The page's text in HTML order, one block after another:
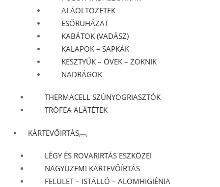
ALÁÖLTÖZETEK
ESŐRUHÁZAT
KABÁTOK (VADÁSZ)
KALAPOK – SAPKÁK
KESZTYŰK – ÖVEK – ZOKNIK
NADRÁGOK
THERMACELL SZÚNYOGRIASZTÓK
TRÓFEA ALÁTÉTEK
KÁRTEVŐIRTÁS
LÉGY ÉS ROVARIRTÁS ESZKÖZEI
NAGYÜZEMI KÁRTEVŐÍRTÁS
FELÜLET – ISTÁLLÓ – ALOMHIGIÉNIA